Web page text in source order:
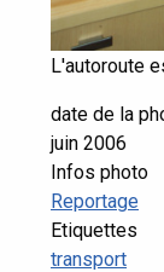
L'autoroute
date de la
juin 2006
Infos photo
Reportage
Etiquettes
transport